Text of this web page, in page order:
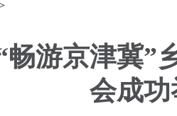
畅游京津冀”
会成